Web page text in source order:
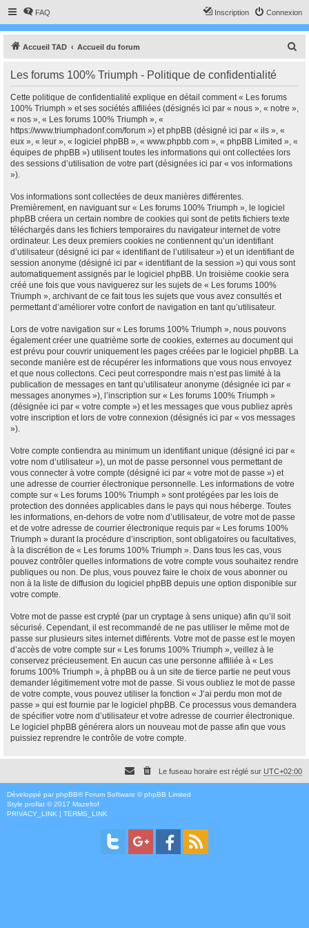
FAQ Connexion
Inscription
Accueil TAD Accueil du forum
e
Les forums 100% Triumph - Politique de confidentialité
Cette politique de confidentialité explique en détail comment « Les forums
100% Triumph » et ses sociétés affiliées (désignés ici par « nous », « notre »,
« nos », « Les forums 100% Triumph », «
https://www.triumphadonf.com/forum ») et phpBB (désigné ici par « ils », «
eux », « leur », « logiciel phpBB », « www.phpbb.com », « phpBB Limited », «
équipes de phpBB ») utilisent toutes les informations qui ont collectées lors
des sessions d’utilisation de votre part (désignées ici par « vos informations
»).
Vos informations sont collectées de deux manières différentes.
Premièrement, en naviguant sur « Les forums 100% Triumph », le logiciel
phpBB créera un certain nombre de cookies qui sont de petits fichiers texte
téléchargés dans les fichiers temporaires du navigateur internet de votre
ordinateur. Les deux premiers cookies ne contiennent qu’un identifiant
d’utilisateur (désigné ici par « identifiant de l’utilisateur ») et un identifiant de
session anonyme (désigné ici par « identifiant de la session ») qui vous sont
automatiquement assignés par le logiciel phpBB. Un troisième cookie sera
créé une fois que vous naviguerez sur les sujets de « Les forums 100%
Triumph », archivant de ce fait tous les sujets que vous avez consultés et
permettant d’améliorer votre confort de navigation en tant qu’utilisateur.
Lors de votre navigation sur « Les forums 100% Triumph », nous pouvons
également créer une quatrième sorte de cookies, externes au document qui
est prévu pour couvrir uniquement les pages créées par le logiciel phpBB. La
seconde manière est de récupérer les informations que vous nous envoyez
et que nous collectons. Ceci peut correspondre mais n’est pas limité à la
publication de messages en tant qu’utilisateur anonyme (désignée ici par «
messages anonymes »), l’inscription sur « Les forums 100% Triumph »
(désignée ici par « votre compte ») et les messages que vous publiez après
votre inscription et lors de votre connexion (désignés ici par « vos messages
»).
Votre compte contiendra au minimum un identifiant unique (désigné ici par «
votre nom d’utilisateur »), un mot de passe personnel vous permettant de
vous connecter à votre compte (désigné ici par « votre mot de passe ») et
une adresse de courrier électronique personnelle. Les informations de votre
compte sur « Les forums 100% Triumph » sont protégées par les lois de
protection des données applicables dans le pays qui nous héberge. Toutes
les informations, en-dehors de votre nom d’utilisateur, de votre mot de passe
et de votre adresse de courrier électronique requis par « Les forums 100%
Triumph » durant la procédure d’inscription, sont obligatoires ou facultatives,
à la discrétion de « Les forums 100% Triumph ». Dans tous les cas, vous
pouvez contrôler quelles informations de votre compte vous souhaitez rendre
publiques ou non. De plus, vous pouvez faire le choix de vous abonner ou
non à la liste de diffusion du logiciel phpBB depuis une option disponible sur
votre compte.
Votre mot de passe est crypté (par un cryptage à sens unique) afin qu’il soit
sécurisé. Cependant, il est recommandé de ne pas utiliser le même mot de
passe sur plusieurs sites internet différents. Votre mot de passe est le moyen
d’accès de votre compte sur « Les forums 100% Triumph », veillez à le
conservez précieusement. En aucun cas une personne affiliée à « Les
forums 100% Triumph », à phpBB ou à un site de tierce partie ne peut vous
demander légitimement votre mot de passe. Si vous oubliez le mot de passe
de votre compte, vous pouvez utiliser la fonction « J’ai perdu mon mot de
passe » qui est fournie par le logiciel phpBB. Ce processus vous demandera
de spécifier votre nom d’utilisateur et votre adresse de courrier électronique.
Le logiciel phpBB générera alors un nouveau mot de passe afin que vous
puissiez reprendre le contrôle de votre compte.
Le fuseau horaire est réglé sur UTC+02:00
Développé par phpBB® Forum Software © phpBB Limited
Style proflat © 2017 Mazeltof
PRIVACY_LINK | TERMS_LINK